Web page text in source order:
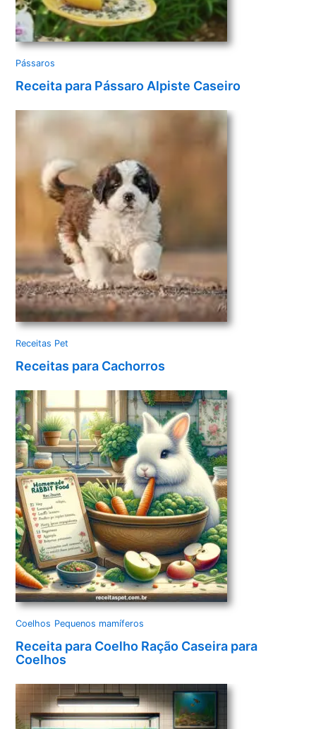
Pássaros
Receita para Pássaro Alpiste Caseiro
Receitas Pet
Receitas para Cachorros
Coelhos Pequenos mamíferos
Receita para Coelho Ração Caseira para
Coelhos